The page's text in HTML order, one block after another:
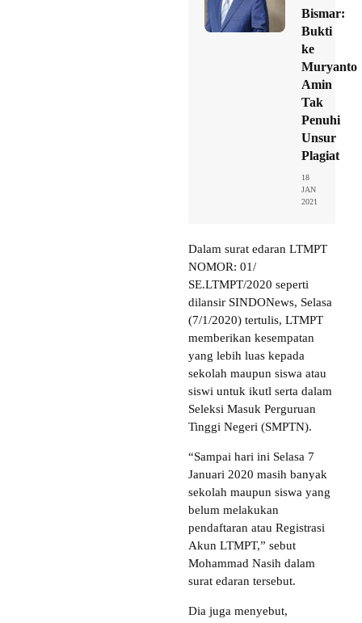
Bismar:
Bukti
ke
Muryanto
Amin
Tak
Penuhi
Unsur
Plagiat
18
JAN
2021
Dalam surat edaran LTMPT
NOMOR: 01/
SE.LTMPT/2020 seperti
dilansir SINDONews, Selasa
(7/1/2020) tertulis, LTMPT
memberikan kesempatan
yang lebih luas kepada
sekolah maupun siswa atau
siswi untuk ikutl serta dalam
Seleksi Masuk Perguruan
Tinggi Negeri (SMPTN).
“Sampai hari ini Selasa 7
Januari 2020 masih banyak
sekolah maupun siswa yang
belum melakukan
pendaftaran atau Registrasi
Akun LTMPT,” sebut
Mohammad Nasih dalam
surat edaran tersebut.
Dia juga menyebut,